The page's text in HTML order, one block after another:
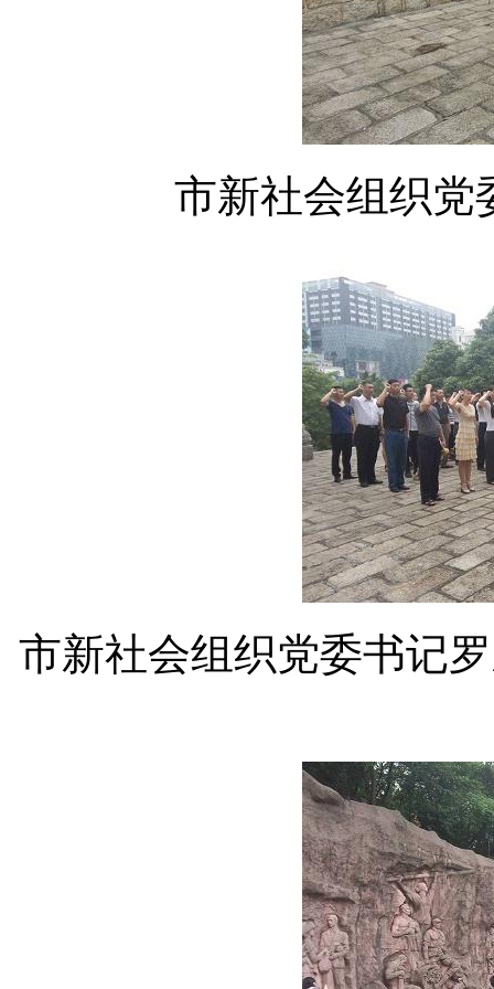
市新社会组织党
市新社会组织党委书记